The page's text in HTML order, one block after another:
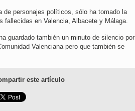
de personajes políticos, sólo ha tomado la
en Valencia, Albacete y Málaga.
guardado también un minuto de silencio por
Valenciana pero que también se
este artículo